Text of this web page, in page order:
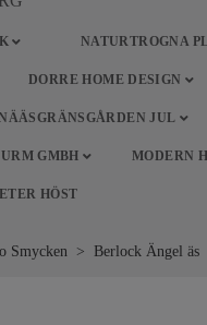
NATURTROGNA
DORRE HOME DESIGN
JUL
GMBH MODERN
HÖST
Smycken Berlock Ängel äs